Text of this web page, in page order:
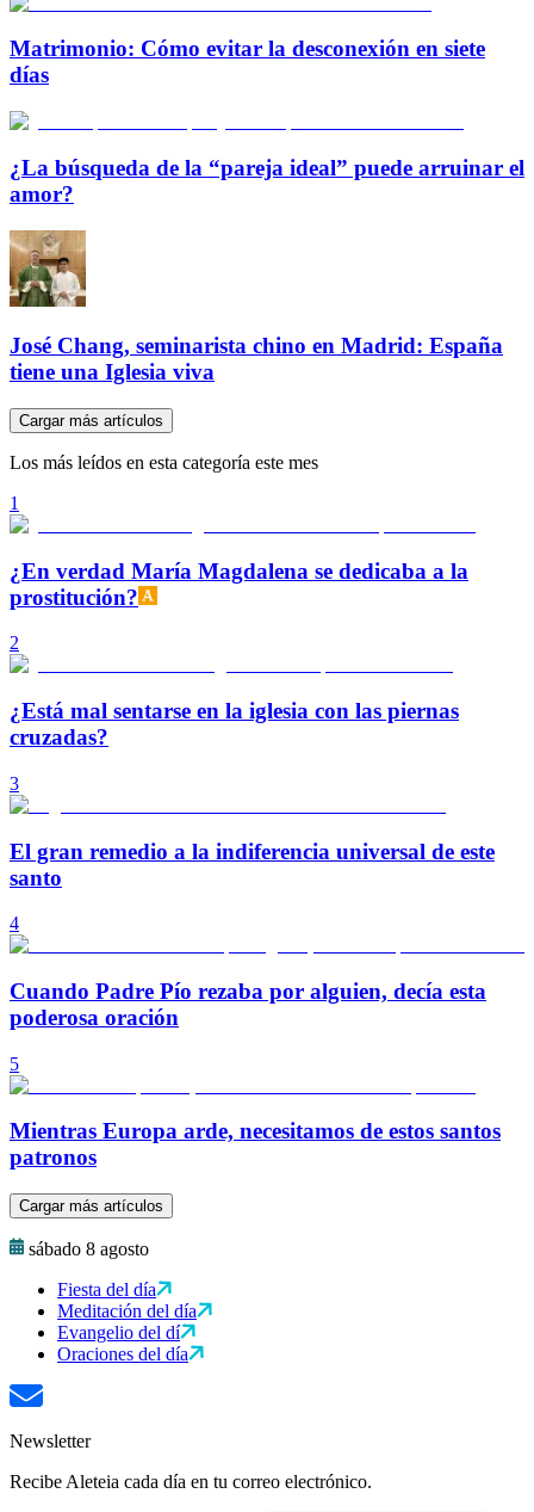
Matrimonio: Cómo evitar la desconexión en siete
días
¿La búsqueda de la “pareja ideal” puede arruinar el
amor?
José Chang, seminarista chino en Madrid: España
tiene una Iglesia viva
Cargar más artículos
Los más leídos en esta categoría este mes
1
¿En verdad María Magdalena se dedicaba a la
prostitución?
2
¿Está mal sentarse en la iglesia con las piernas
cruzadas?
3
El gran remedio a la indiferencia universal de este
santo
4
Cuando Padre Pío rezaba por alguien, decía esta
poderosa oración
5
Mientras Europa arde, necesitamos de estos santos
patronos
Cargar más artículos
sábado 8 agosto
Fiesta del día
Meditación del día
Evangelio del dí
Oraciones del día
Newsletter
Recibe Aleteia cada día en tu correo electrónico.